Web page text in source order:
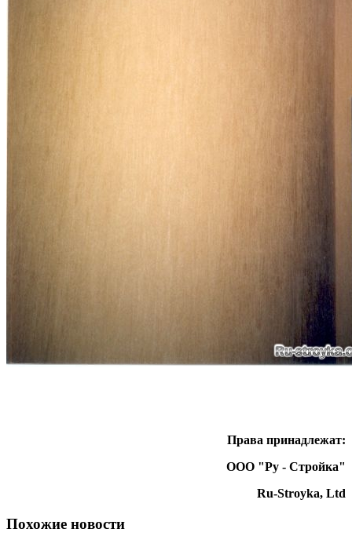
Права принадлежат:
ООО "Ру - Стройка"
Ru-Stroyka, Ltd
Похожие новости